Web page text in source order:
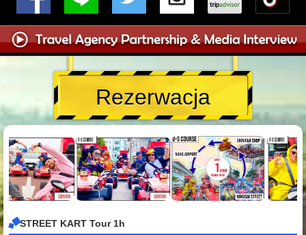
Rezerwacja
STREET KART Tour 1h